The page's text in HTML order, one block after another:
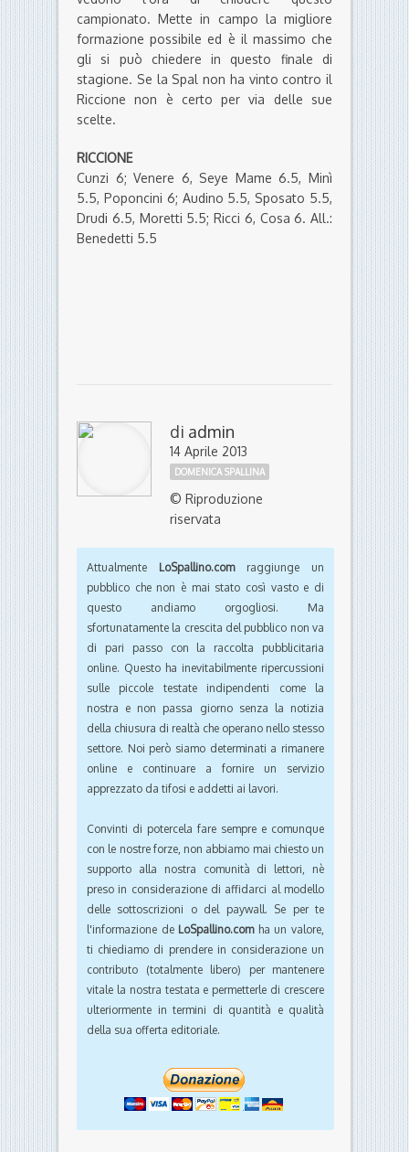
campionato. Mette in campo la migliore
formazione possibile ed è il massimo che
gli si può chiedere in questo finale di
stagione. Se la Spal non ha vinto contro il
Riccione non è certo per via delle sue
scelte.
RICCIONE
Cunzi 6; Venere 6, Seye Mame 6.5, Minì
5.5, Poponcini 6; Audino 5.5, Sposato 5.5,
Drudi 6.5, Moretti 5.5; Ricci 6, Cosa 6. All.:
Benedetti 5.5
di admin
14 Aprile 2013
DOMENICA SPALLINA
© Riproduzione
riservata
Attualmente LoSpallino.comraggiunge un
pubblico che non è mai stato così vasto e di
questo andiamo orgogliosi. Ma
sfortunatamente la crescita del pubblico non va
di pari passo con la raccolta pubblicitaria
online. Questo ha inevitabilmente ripercussioni
sulle piccole testate indipendenti come la
nostra e non passa giorno senza la notizia
della chiusura di realtà che operano nello stesso
settore. Noi però siamo determinati a rimanere
online e continuare a fornire un servizio
apprezzato da tifosi e addetti ai lavori.
Convinti di potercela fare sempre e comunque
con le nostre forze, non abbiamo mai chiesto un
supporto alla nostra comunità di lettori, nè
preso in considerazione di affidarci al modello
delle sottoscrizioni o del paywall. Se per te
l'informazione de LoSpallino.comha un valore,
ti chiediamo di prendere in considerazione un
contributo (totalmente libero) per mantenere
vitale la nostra testata e permetterle di crescere
ulteriormente in termini di quantità e qualità
della sua offerta editoriale.